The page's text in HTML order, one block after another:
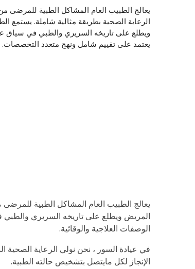
يعالج الطبيب العام المشاكل الطبية للمرضى
الرعاية الصحية بطريقة مثالية شاملة. يستمع
ويطلع على تاريخه السريري والطبي في سياق
يعتمد على تقييم شامل ونهج متعدد التخصصات.
يعالج الطبيب العام المشاكل الطبية
المريض ويطلع على تاريخه السريري
الوصفات العلاجية والوقائية.
في عيادة السور ، نحن نولي الرعاية الصحية
الإنجاز لكل مايتصل بتشخيص حالته الطبية.